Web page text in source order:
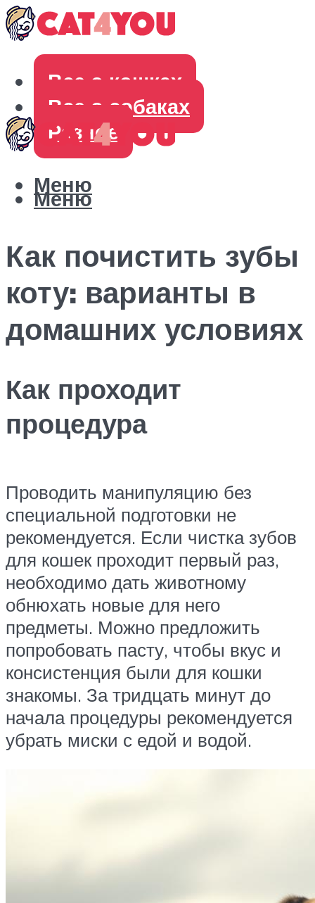
Все о кошках
Все о собаках
Разное
Меню
Меню
Как почистить зубы
коту: варианты в
домашних условиях
Как проходит
процедура
Проводить манипуляцию без
специальной подготовки не
рекомендуется. Если чистка зубов
для кошек проходит первый раз,
необходимо дать животному
обнюхать новые для него
предметы. Можно предложить
попробовать пасту, чтобы вкус и
консистенция были для кошки
знакомы. За тридцать минут до
начала процедуры рекомендуется
убрать миски с едой и водой.